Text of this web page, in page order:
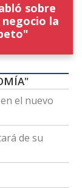
sobre
la
el nuevo
de su